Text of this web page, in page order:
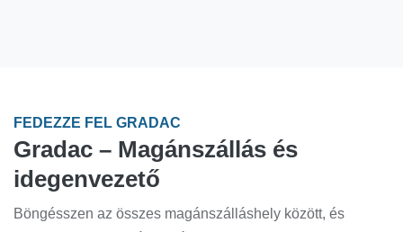
FEDEZZE FEL GRADAC
Gradac – Magánszállás és
idegenvezető
Böngésszen az összes magánszálláshely között, és